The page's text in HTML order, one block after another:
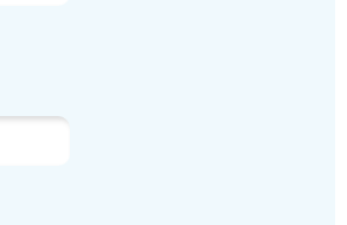
een verschil van dag en nacht!